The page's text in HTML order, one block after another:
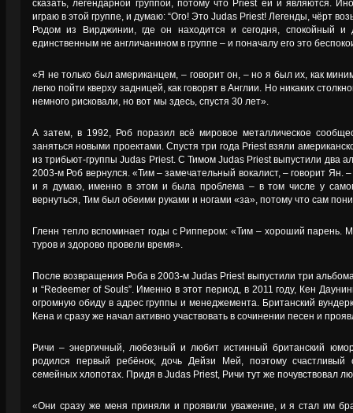
сказать, легендарной группой, потому что Priest ей и являются.
играю в этой группе, и думаю: “Ого! Это Judas Priest! Легенды, чёрт
Родом из Вирджинии, где он находится и сегодня, спокойный и
единственным не англичанином в группе – и поначалу его это
«Я не только был американцем, – говорит он, – но я был их, как
легко пойти кверху задницей, как говорят в Англии. Но никаких
немного рисковали, но вот мы здесь, спустя 30 лет».
А затем, в 1992, Роб поразил всё мировое металлическое
заняться новыми проектами. Спустя три года Priest взяли
из трибьют-группы Judas Priest. С Тимом Judas Priest выпустили два
2003-м Роб вернулся. «Тим – замечательный вокалист, – говорит Ян.
и я думаю, именно в этом и была проблема – в том числе у
вернуться, Тим был обеими руками и ногами «за», потому что сам
Гленн тепло вспоминает годы с Риппером: «Тим – хороший парень.
туров и здорово провели время».
После возвращения Роба в 2003-м Judas Priest выпустили три
и “Redeemer of Souls”. Именно в этот период, в 2011 году, Кен
огромную обиду в адрес группы и менеджемента. Британский
Кена и сразу же начал активно участвовать в сочинении песен и
Ричи – энергичный, любезный и любит истинный британский
родился первый ребёнок, дочь Дейзи Мей, поэтому счастливый
семейных хлопотах. Придя в Judas Priest, Ричи тут же почувствовал
«Они сразу же меня приняли и проявили уважение, и я стал им